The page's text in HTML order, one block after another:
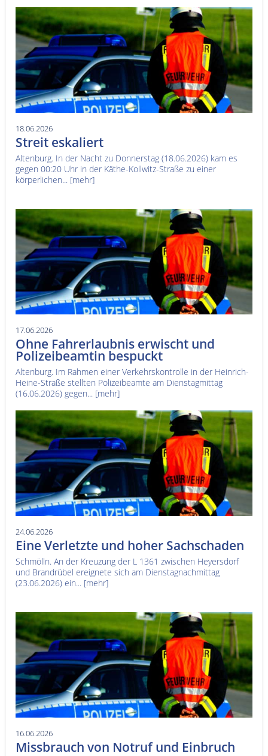
18.06.2026
Streit eskaliert
Altenburg. In der Nacht zu Donnerstag (18.06.2026) kam es
gegen 00:20 Uhr in der Käthe-Kollwitz-Straße zu einer
körperlichen... [mehr]
17.06.2026
Ohne Fahrerlaubnis erwischt und
Polizeibeamtin bespuckt
Altenburg. Im Rahmen einer Verkehrskontrolle in der Heinrich-
Heine-Straße stellten Polizeibeamte am Dienstagmittag
(16.06.2026) gegen... [mehr]
24.06.2026
Eine Verletzte und hoher Sachschaden
Schmölln. An der Kreuzung der L 1361 zwischen Heyersdorf
und Brandrübel ereignete sich am Dienstagnachmittag
(23.06.2026) ein... [mehr]
16.06.2026
Missbrauch von Notruf und Einbruch